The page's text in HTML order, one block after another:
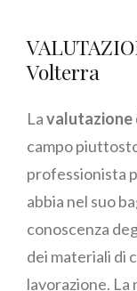
Volterra
Lavalutazione
campo
professionista
abbia nel suo
conoscenza
dei materiali di
lavorazione.